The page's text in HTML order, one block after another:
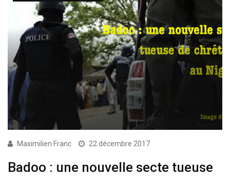
Maximilien Franc 22 décembre 2017
Badoo : une nouvelle secte tueuse